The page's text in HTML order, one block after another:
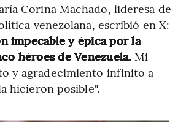
Corina Machado, lideresa de
venezolana, escribió en X:
impecable y épica por la
héroes de Venezuela. Mi
y agradecimiento infinito a
hicieron posible".